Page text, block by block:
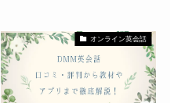
オンライン英会話